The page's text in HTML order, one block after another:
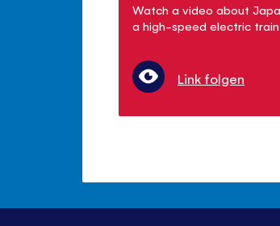
Watch a video about
a high-speed electric train.
Link folgen